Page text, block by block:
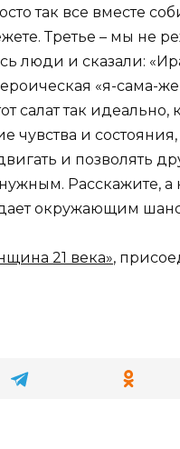
так все вместе
Третье – мы не
люди и сказали:
«я-сама-
салат так идеально,
чувства и
и позволять
Расскажите,
окружающим шанс?
21 века»,